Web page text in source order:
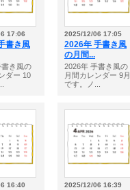
17:06
書き風
き風の
ダー 10
2025/12/06 17:05
2026年 手書き風
の月間...
2026年 手書き風の
月間カレンダー 9月
です。ノ...
16:40 2025/12/06 16:39